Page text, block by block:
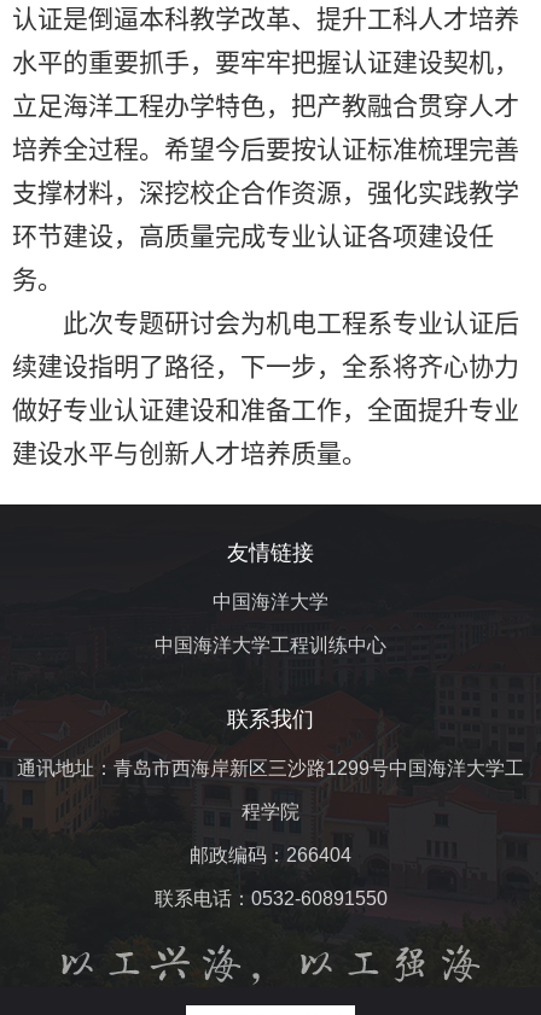
认证是倒逼本科教学改革、提升工科人才培养
水平的重要抓手，要牢牢把握认证建设契机，
立足海洋工程办学特色，把产教融合贯穿人才
培养全过程。 希望今后要按认证标准梳理完善
支撑材料，深挖校企合作资源，强化实践教学
环节建设， 高质量完成专业认证各项建设任
务。
此次专题研讨会为机电工程系专业认证后
续建设指明了路径，下一步， 全系将齐心协力
做好专业认证建设和准备工作，全面提升专业
建设水平与创新人才培养质量。
友情链接
中国海洋大学
中国海洋大学工程训练中心
联系我们
通讯地址：青岛市西海岸新区三沙路1299号中国海洋大学工
程学院
邮政编码：266404
联系电话：0532-60891550